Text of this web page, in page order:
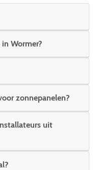
Wormer?
zonnepanelen?
uit